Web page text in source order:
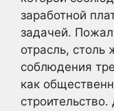
заработной
задачей.
отрасль, столь
соблюдения
как